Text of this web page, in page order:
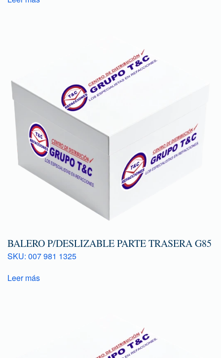
BALERO P/DESLIZABLE PARTE TRASERA G85
SKU: 007 981 1325
Leer más